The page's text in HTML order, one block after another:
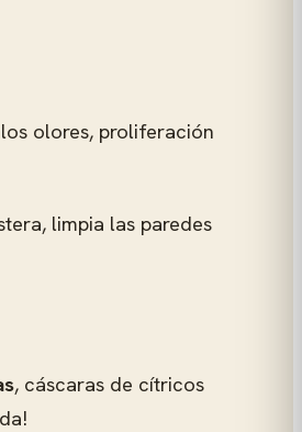
olores, proliferación
limpia las paredes
, cáscaras de cítricos